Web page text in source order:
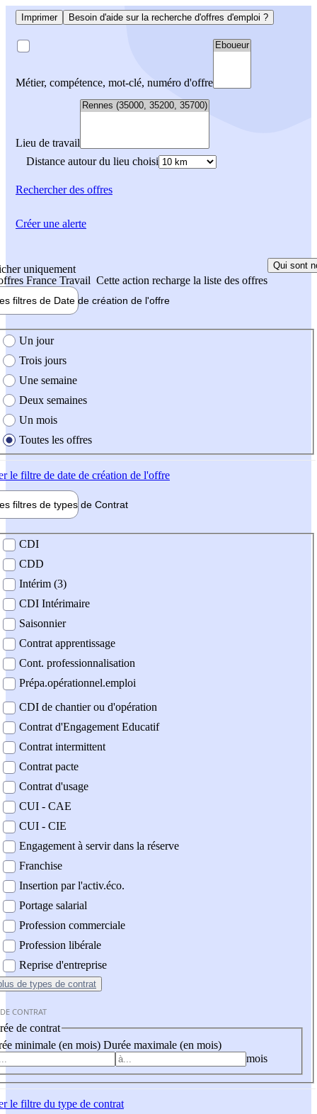
Imprimer Besoin d'aide sur la recherche d'offres d'emploi ?
Métier, compétence, mot-clé, numéro d'offre
Lieu de travail
Distance autour du lieu choisi
Rechercherdes offres
uniquement
France Travail Cette action recharge la liste des offres
Qui sont
filtres de Date de création de l'offre
création de l'offre
Un jour
Trois jours
Une semaine
Deux semaines
Un mois
Toutes les offres
le filtre de date de création de l'offre
filtres de types de Contrat
contrat
CDI
CDD
Intérim (3)
CDI Intérimaire
Saisonnier
Contrat apprentissage
Cont. professionnalisation
Prépa.opérationnel.emploi
CDI de chantier ou d'opération
Contrat d'Engagement Educatif
Contrat intermittent
Contrat pacte
Contrat d'usage
CUI - CAE
CUI - CIE
Engagement à servir dans la réserve
Franchise
Insertion par l'activ.éco.
Portage salarial
Profession commerciale
Profession libérale
Reprise d'entreprise
de types de contrat
CONTRAT
de contrat
minimale (en mois) Durée maximale (en mois)
mois
le filtre du type de contrat
Créer une alerte